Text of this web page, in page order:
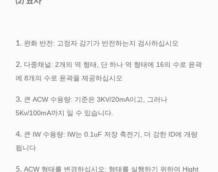
1. 완화 반전: 고정자 감기가 반전하는지 검사하십시오
2. 다중채널: 2개의 역 형태, 단 하나 역 형태에 16의 수로 윤곽
에 8개의 수로 윤곽을 제공하십시오
3. 큰 ACW 수용량: 기준은 3KV/20mA이고, 그러나
5Kv/100mA까지 일 수 있습니다.
4. 큰 IW 수용량: IW는 0.1uF 저장 축전기, 더 강한 ID에 개량
됩니다
5. ACW 형태를 변경하십시오: 형태를 실행하기 위하여 Hight